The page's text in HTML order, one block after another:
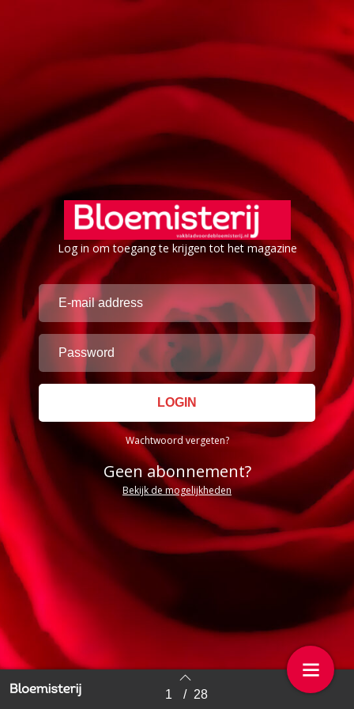
Log in om toegang te krijgen tot het magazine
Wachtwoord vergeten?
Geen abonnement?
Bekijk de mogelijkheden
Back to index 1 / 28